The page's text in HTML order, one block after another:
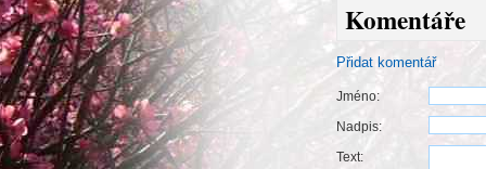
Komentáře
Přidat komentář
Jméno:
Nadpis:
Text: